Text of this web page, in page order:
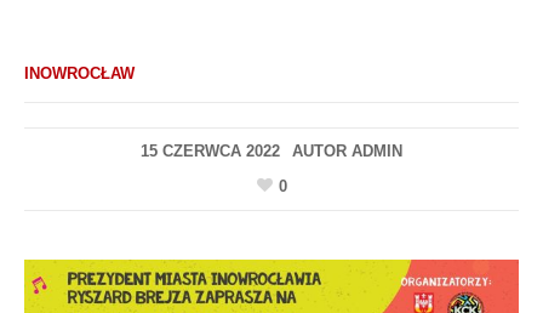
INOWROCŁAW
15 CZERWCA 2022 AUTOR ADMIN
0